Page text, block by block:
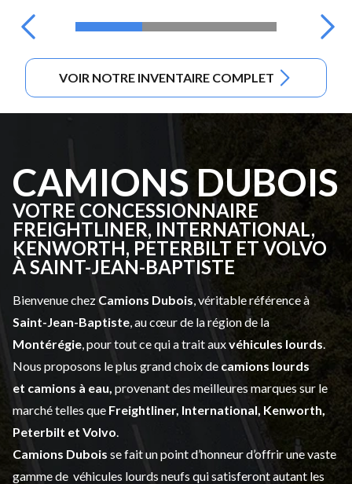
VOIR NOTRE INVENTAIRE COMPLET
CAMIONS DUBOIS
VOTRE CONCESSIONNAIRE
FREIGHTLINER, INTERNATIONAL,
KENWORTH, PETERBILT ET VOLVO
À SAINT-JEAN-BAPTISTE
Bienvenue chez Camions Dubois , véritable référence à
Saint-Jean-Baptiste , au cœur de la région de la
Montérégie , pour tout ce qui a trait auxvéhicules lourds
Nous proposons le plus grand choix de camions lourds
et camions à eau, provenant des meilleures marques sur le
marché telles que Freightliner, International, Kenworth,
Peterbilt et Volvo
Camions Dubois se fait un point d’honneur d’offrir une vaste
gamme de véhicules lourds neufs qui satisferont autant les